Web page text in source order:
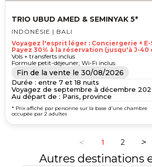
TRIO UBUD AMED & SEMINYAK 5*
INDONÉSIE | BALI
Voyagez l'esprit léger : Conciergerie + E-
Payez 30% à la réservation (jusqu'à J-40
Vols + transferts inclus
Formule petit-déjeuner; Wi-Fi inclus
Fin de la vente le 30/08/2026
Durée : entre 7 et 18 nuits
Voyagez de septembre à décembre
Au départ de : Paris, province
* Prix affiché par personne sur la base d'une chambre
occupée par 2 adultes
1 2
Autres destinations